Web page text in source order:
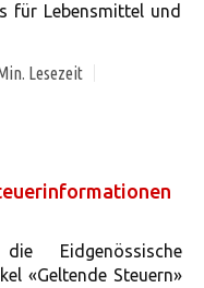
für Lebensmittel und
Lesezeit
Eidgenössische
«Geltende Steuern»